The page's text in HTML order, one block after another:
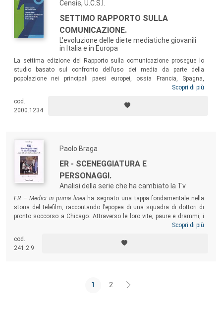
Censis, U.C.S.I.
SETTIMO RAPPORTO SULLA
COMUNICAZIONE.
L'evoluzione delle diete mediatiche giovanili
in Italia e in Europa
La settima edizione del Rapporto sulla comunicazione prosegue lo
studio basato sul confronto dell’uso dei media da parte della
popolazione nei principali paesi europei, ossia Francia, Spagna,
Germania e Gran Bretagna. Quest’anno il Rapporto è dedicato ai
con quella rilevata nel 2003, e presentando un confronto, al 2007, fra i
comportamenti d’uso dei media nelle generazioni giovanili in ambito
Scopri di più
cod.
2000.1234
Paolo Braga
ER - SCENEGGIATURA E
PERSONAGGI.
Analisi della serie che ha cambiato la Tv
ER – Medici in prima lineaha segnato una tappa fondamentale nella
storia del telefilm, raccontando l’epopea di una squadra di dottori di
pronto soccorso a Chicago. Attraverso le loro vite, paure e drammi, i
migliori professionisti dell’entertainment americano hanno elaborato
studia le strutture narrative e la costruzione dei personaggi, oltre ai
contenuti, alle emozioni e ai valori espressi.
Scopri di più
cod.
241.2.9
1 2